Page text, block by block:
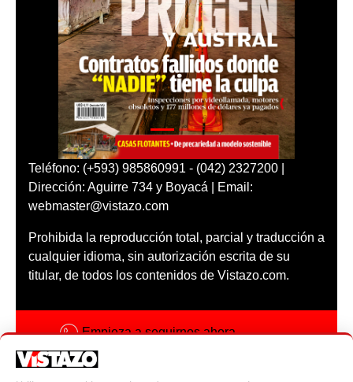
Teléfono: (+593) 985860991 - (042) 2327200 |
Dirección: Aguirre 734 y Boyacá | Email:
webmaster@vistazo.com
Prohibida la reproducción total, parcial y traducción a
cualquier idioma, sin autorización escrita de su
titular, de todos los contenidos de Vistazo.com.
Empieza a seguirnos ahora